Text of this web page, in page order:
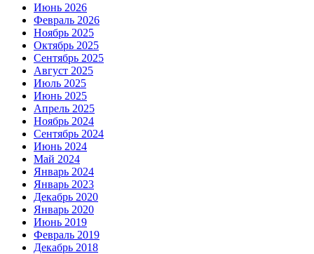
Июнь 2026
Февраль 2026
Ноябрь 2025
Октябрь 2025
Сентябрь 2025
Август 2025
Июль 2025
Июнь 2025
Апрель 2025
Ноябрь 2024
Сентябрь 2024
Июнь 2024
Май 2024
Январь 2024
Январь 2023
Декабрь 2020
Январь 2020
Июнь 2019
Февраль 2019
Декабрь 2018